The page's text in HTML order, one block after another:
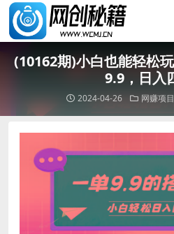
(10162期)小白也能轻松
9.9，日入
2024-04-26 网赚项目